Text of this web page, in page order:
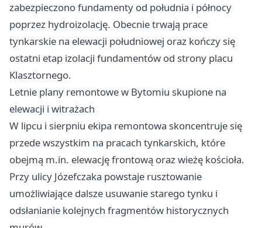
zabezpieczono fundamenty od południa i północy
poprzez hydroizolację. Obecnie trwają prace
tynkarskie na elewacji południowej oraz kończy się
ostatni etap izolacji fundamentów od strony placu
Klasztornego.
Letnie plany remontowe w Bytomiu skupione na
elewacji i witrażach
W lipcu i sierpniu ekipa remontowa skoncentruje się
przede wszystkim na pracach tynkarskich, które
obejmą m.in. elewację frontową oraz wieżę kościoła.
Przy ulicy Józefczaka powstaje rusztowanie
umożliwiające dalsze usuwanie starego tynku i
odsłanianie kolejnych fragmentów historycznych